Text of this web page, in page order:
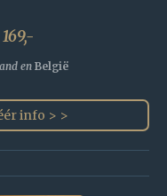
en België
info > >